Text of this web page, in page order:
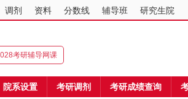
调剂 资料 分数线 辅导班 研究生院
考研辅导网课
院系设置 考研调剂 考研成绩查询